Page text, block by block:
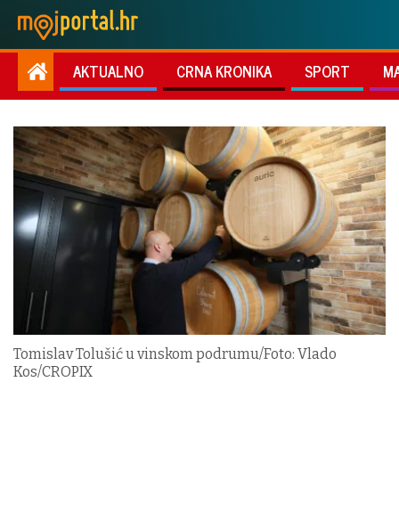
AKTUALNO CRNA KRONIKA SPORT
Tomislav Tolušić u vinskom podrumu/Foto: Vlado
Kos/CROPIX